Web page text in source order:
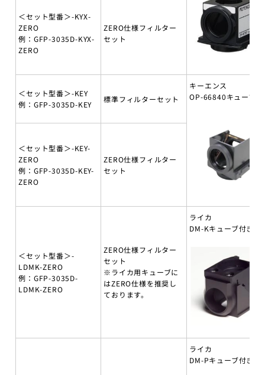
＜セット型番＞-KYX-
ZERO
例：GFP-3035D-KYX-
ZERO
ZERO仕様フィルター
セット
＜セット型番＞-KEY
例：GFP-3035D-KEY
標準フィルターセット
キーエンス
OP-66840キューブ付
＜セット型番＞-KEY-
ZERO
例：GFP-3035D-KEY-
ZERO
ZERO仕様フィルター
セット
＜セット型番＞-
LDMK-ZERO
例：GFP-3035D-
LDMK-ZERO
ZERO仕様フィルター
セット
※ライカ用キューブに
はZERO仕様を推奨し
ております。
ライカ
DM-Kキューブ付き
ライカ
DM-Pキューブ付き